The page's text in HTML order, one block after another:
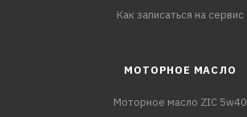
Как записаться на сервис
МОТОРНОЕ МАСЛО
Моторное масло ZIC 5w40